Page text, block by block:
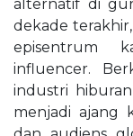
alternatif di
dekade
episentrum
influencer.
industri
menjadi ajang